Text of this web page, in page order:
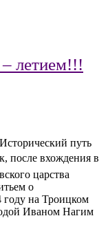
летием!!!
путь
после вхождения в
царства
о
году на Троицком
Иваном Нагим